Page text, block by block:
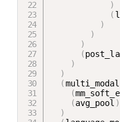
)
(
)
)
)
(
)
)
(
(
(avg_pool )
)